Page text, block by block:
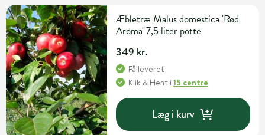
Æbletræ Malus domestica 'Rød
Aroma' 7,5 liter potte
349 kr.
Få leveret
Klik & Hent i15 centre
Læg i kurv